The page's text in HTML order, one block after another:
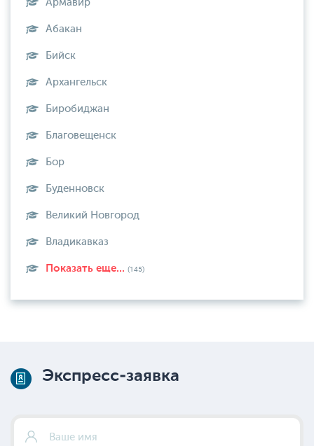
Армавир
Абакан
Бийск
Архангельск
Биробиджан
Благовещенск
Бор
Буденновск
Великий Новгород
Владикавказ
Показать еще... (145)
Экспресс-заявка